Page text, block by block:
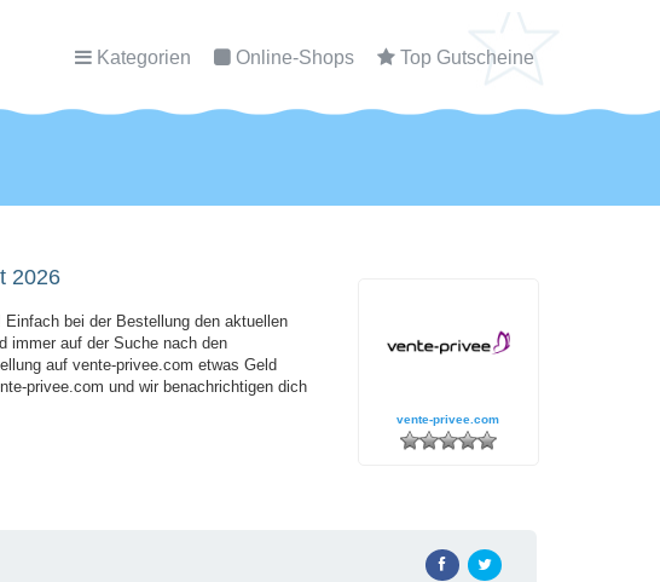
Kategorien Online-Shops Top Gutscheine
2026
bei der Bestellung den aktuellen
immer auf der Suche nach den
auf vente-privee.com etwas Geld
privee.com und wir benachrichtigen dich
vente-privee.com